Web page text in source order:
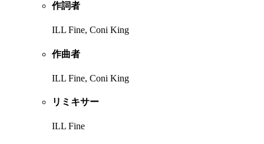
作詞者
ILL Fine, Coni King
作曲者
ILL Fine, Coni King
リミキサー
ILL Fine